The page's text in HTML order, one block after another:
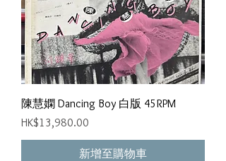
陳慧嫻 Dancing Boy 白版 45RPM
價格
HK$13,980.00
新增至購物車